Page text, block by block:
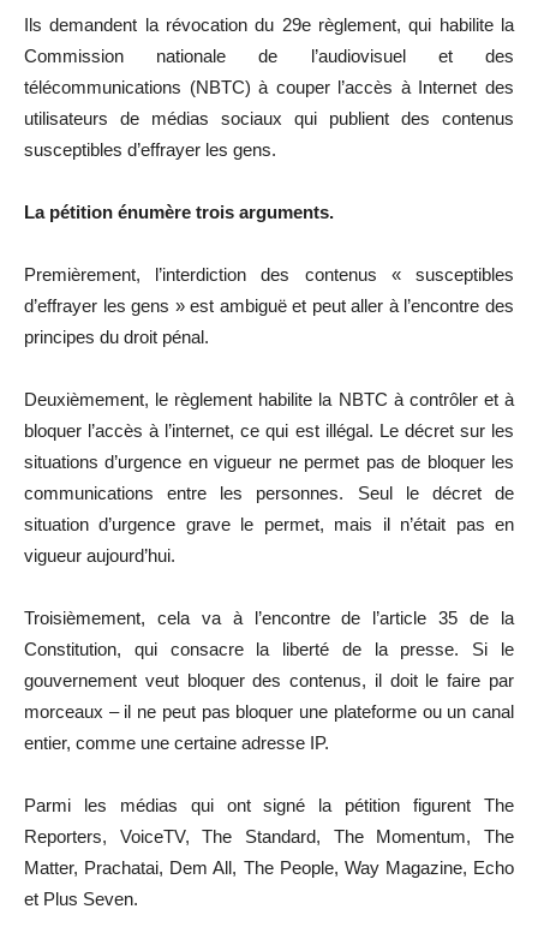
Ils demandent la révocation du 29e règlement, qui habilite la
Commission nationale de l’audiovisuel et des
télécommunications (NBTC) à couper l’accès à Internet des
utilisateurs de médias sociaux qui publient des contenus
susceptibles d’effrayer les gens.
La pétition énumère trois arguments.
Premièrement, l’interdiction des contenus « susceptibles
d’effrayer les gens » est ambiguë et peut aller à l’encontre des
principes du droit pénal.
Deuxièmement, le règlement habilite la NBTC à contrôler et à
bloquer l’accès à l’internet, ce qui est illégal. Le décret sur les
situations d’urgence en vigueur ne permet pas de bloquer les
communications entre les personnes. Seul le décret de
situation d’urgence grave le permet, mais il n’était pas en
vigueur aujourd’hui.
Troisièmement, cela va à l’encontre de l’article 35 de la
Constitution, qui consacre la liberté de la presse. Si le
gouvernement veut bloquer des contenus, il doit le faire par
morceaux – il ne peut pas bloquer une plateforme ou un canal
entier, comme une certaine adresse IP.
Parmi les médias qui ont signé la pétition figurent The
Reporters, VoiceTV, The Standard, The Momentum, The
Matter, Prachatai, Dem All, The People, Way Magazine, Echo
et Plus Seven.